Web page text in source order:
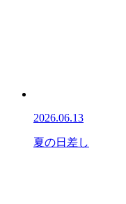
2026.06.13
夏の日差し